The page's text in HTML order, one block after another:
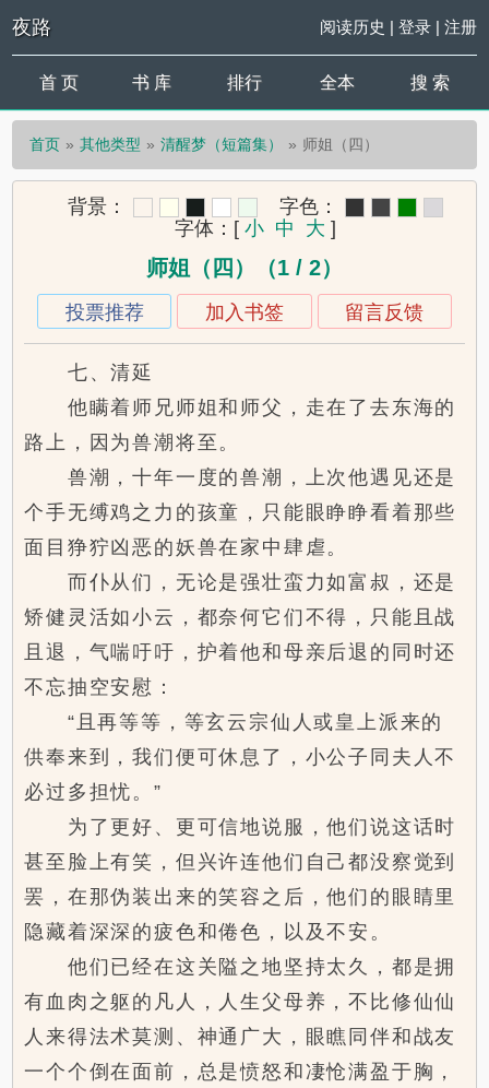
夜路 阅读历史 | 登录| 注册
首 页 书 库 排行 全本 搜 索
首页 其他类型 清醒梦（短篇集） 师姐（四）
背景：
字色：
字体： [ 小 中 大 ]
师姐（四）（1 / 2）
投票推荐 加入书签 留言反馈
七、清延
他瞒着师兄师姐和师父，走在了去东海的
路上，因为兽潮将至。
兽潮，十年一度的兽潮，上次他遇见还是
个手无缚鸡之力的孩童，只能眼睁睁看着那些
面目狰狞凶恶的妖兽在家中肆虐。
而仆从们，无论是强壮蛮力如富叔，还是
矫健灵活如小云，都奈何它们不得，只能且战
且退，气喘吁吁，护着他和母亲后退的同时还
不忘抽空安慰：
“且再等等，等玄云宗仙人或皇上派来的
供奉来到，我们便可休息了，小公子同夫人不
必过多担忧。”
为了更好、更可信地说服，他们说这话时
甚至脸上有笑，但兴许连他们自己都没察觉到
罢，在那伪装出来的笑容之后，他们的眼睛里
隐藏着深深的疲色和倦色，以及不安。
他们已经在这关隘之地坚持太久，都是拥
有血肉之躯的凡人，人生父母养，不比修仙仙
人来得法术莫测、神通广大，眼瞧同伴和战友
一个个倒在面前，总是愤怒和凄怆满盈于胸，